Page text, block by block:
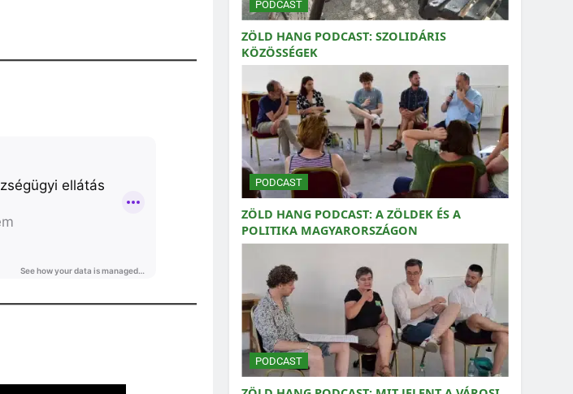
PODCAST
ZÖLD HANG PODCAST: SZOLIDÁRIS
KÖZÖSSÉGEK
PODCAST
ZÖLD HANG PODCAST: A ZÖLDEK ÉS A
POLITIKA MAGYARORSZÁGON
PODCAST